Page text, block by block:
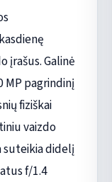
įrašus. Galinė
MP pagrindinį
fiziškai
vaizdo
suteikia didelį
f/1.4